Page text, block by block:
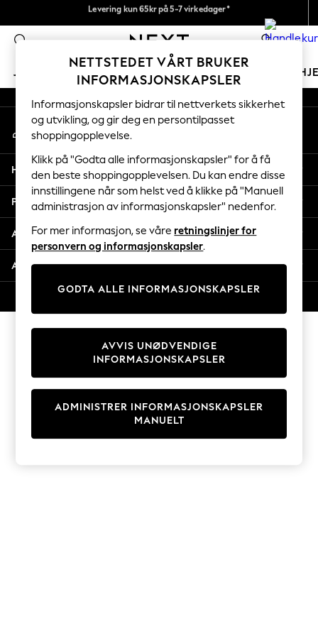
Levering kun 65kr på 5-7 virkedager*
0
JENTER GUTTER BABY KVINNER
GIRLS
New In
50 - 92cm
98 - 110cm
116 - 134cm
140 - 174cm
Trending: Top & Short Sets
Trending: Clogs
Toy Story
THE SET
Coats & Jackets
Sweatshirts & Hoodies
Knitwear
Cardigans
Dresses
Sets & Outfits
T-Shirts
Våre sosiale nettverk
Min konto
Logg inn på kontoen din
Hjelp
Personvern & Juridisk
Avdelinger
Andre tjenester
NETTSTEDET VÅRT BRUKER
INFORMASJONSKAPSLER
Informasjonskapsler bidrar til nettverkets sikkerhet
og utvikling, og gir deg en persontilpasset
shoppingopplevelse.
Klikk på "Godta alle informasjonskapsler" for å få
den beste shoppingopplevelsen. Du kan endre disse
innstillingene når som helst ved å klikke på "Manuell
administrasjon av informasjonskapsler" nedenfor.
For mer informasjon, se våre retningslinjer for
personvern og informasjonskapsler.
GODTA ALLE INFORMASJONSKAPSLER
ADMINISTRER INFORMASJONSKAPSLER
MANUELT
AVVIS UNØDVENDIGE
INFORMASJONSKAPSLER